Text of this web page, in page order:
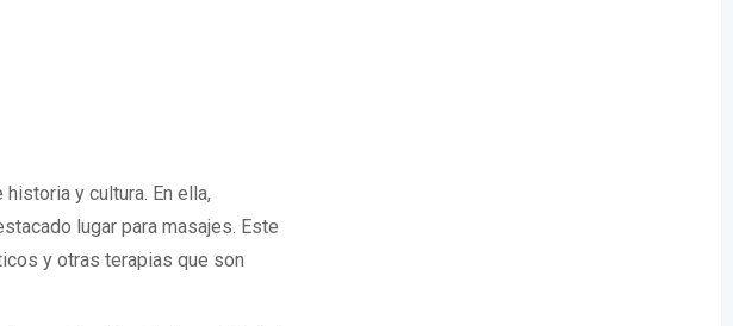
y cultura. En ella,
lugar para masajes. Este
y otras terapias que son